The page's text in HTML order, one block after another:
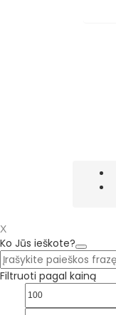
X
Ko Jūs ieškote?
Filtruoti pagal kainą
Min